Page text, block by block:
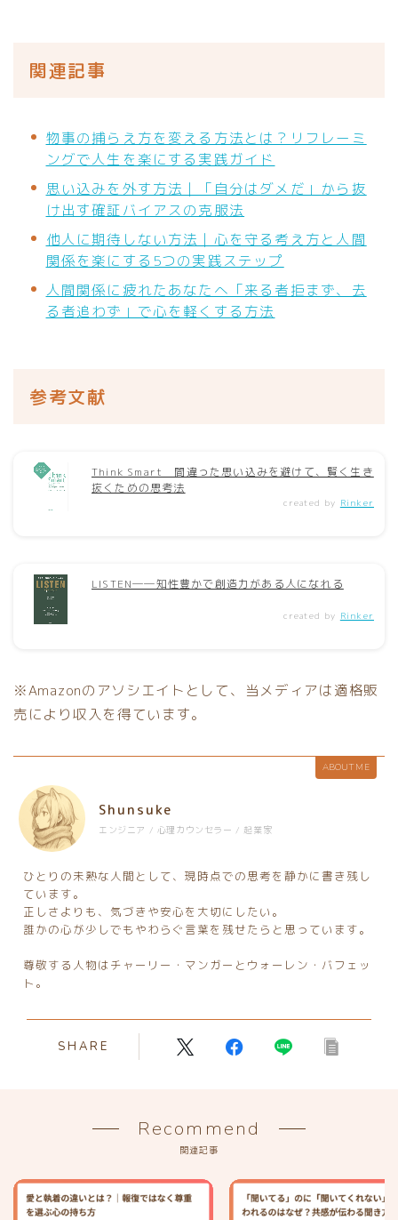
関連記事
物事の捕らえ方を変える方法とは？リフレーミ
ングで人生を楽にする実践ガイド
思い込みを外す方法｜「自分はダメだ」から抜
け出す確証バイアスの克服法
他人に期待しない方法｜心を守る考え方と人間
関係を楽にする5つの実践ステップ
人間関係に疲れたあなたへ「来る者拒まず、去
る者追わず」で心を軽くする方法
参考文献
Think Smart 間違った思い込みを避けて、賢く生き
抜くための思考法
created by Rinker
LISTEN――知性豊かで創造力がある人になれる
created by Rinker
※Amazonのアソシエイトとして、当メディアは適格販
売により収入を得ています。
ABOUT ME
Shunsuke
エンジニア / 心理カウンセラー / 起業家
ひとりの未熟な人間として、現時点での思考を静かに書き残し
ています。
正しさよりも、気づきや安心を大切にしたい。
誰かの心が少しでもやわらぐ言葉を残せたらと思っています。
尊敬する人物はチャーリー・マンガーとウォーレン・バフェッ
ト。
SHARE
Recommend
関連記事